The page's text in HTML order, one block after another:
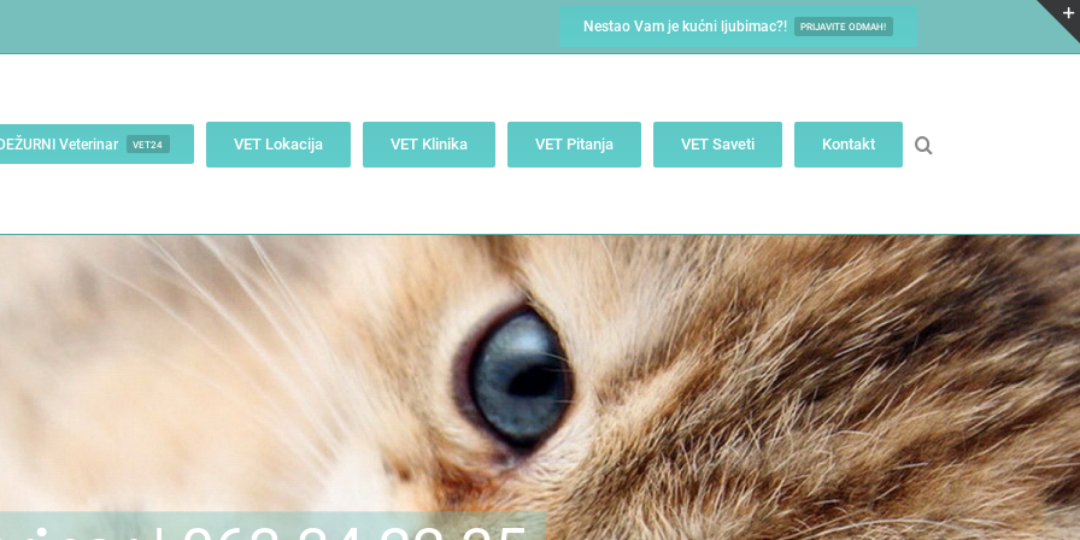
Nestao Vam je kućni ljubimac?! PRIJAVITE ODMAH!
Veterinar VET24 VET Lokacija VET Klinika VET Pitanja VET Saveti Kontakt